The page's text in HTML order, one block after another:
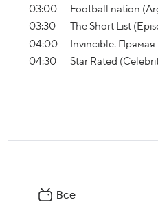
03:00
Football nation
03:30
The Short List
04:00
Invincible. Прямая
04:30
Star Rated
Все